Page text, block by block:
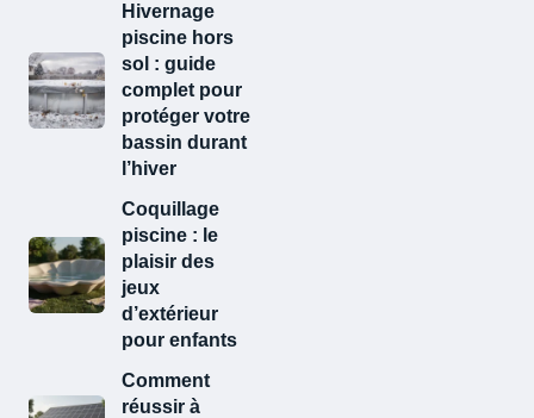
Hivernage
piscine hors
sol : guide
complet pour
protéger votre
bassin durant
l’hiver
Coquillage
piscine : le
plaisir des
jeux
d’extérieur
pour enfants
Comment
réussir à